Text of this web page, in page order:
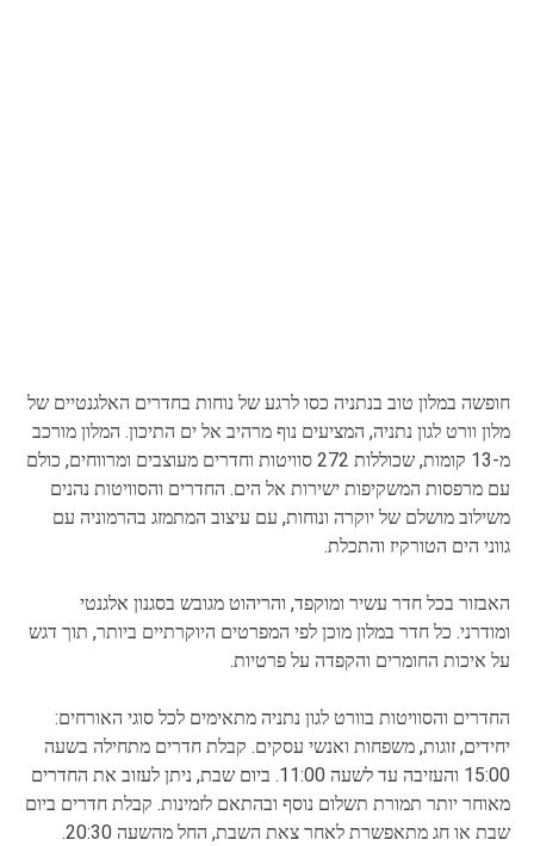
חופשה במלון טוב בנתניה כסו לרגע של נוחות בחדרים האלגנטיים של
מלון וורט לגון נתניה, המציעים נוף מרהיב אל ים התיכון. המלון מורכב
מ-13 קומות, שכוללות 272 סוויטות וחדרים מעוצבים ומרווחים, כולם
עם מרפסות המשקיפות ישירות אל הים. החדרים והסוויטות נהנים
משילוב מושלם של יוקרה ונוחות, עם עיצוב המתמזג בהרמוניה עם
גווני הים הטורקיז והתכלת.
האבזור בכל חדר עשיר ומוקפד, והריהוט מגובש בסגנון אלגנטי
ומודרני. כל חדר במלון מוכן לפי המפרטים היוקרתיים ביותר, תוך דגש
על איכות החומרים והקפדה על פרטיות.
החדרים והסוויטות בוורט לגון נתניה מתאימים לכל סוגי האורחים:
יחידים, זוגות, משפחות ואנשי עסקים. קבלת חדרים מתחילה בשעה
15:00 והעזיבה עד לשעה 11:00. ביום שבת, ניתן לעזוב את החדרים
מאוחר יותר תמורת תשלום נוסף ובהתאם לזמינות. קבלת חדרים ביום
שבת או חג מתאפשרת לאחר צאת השבת, החל מהשעה 20:30.